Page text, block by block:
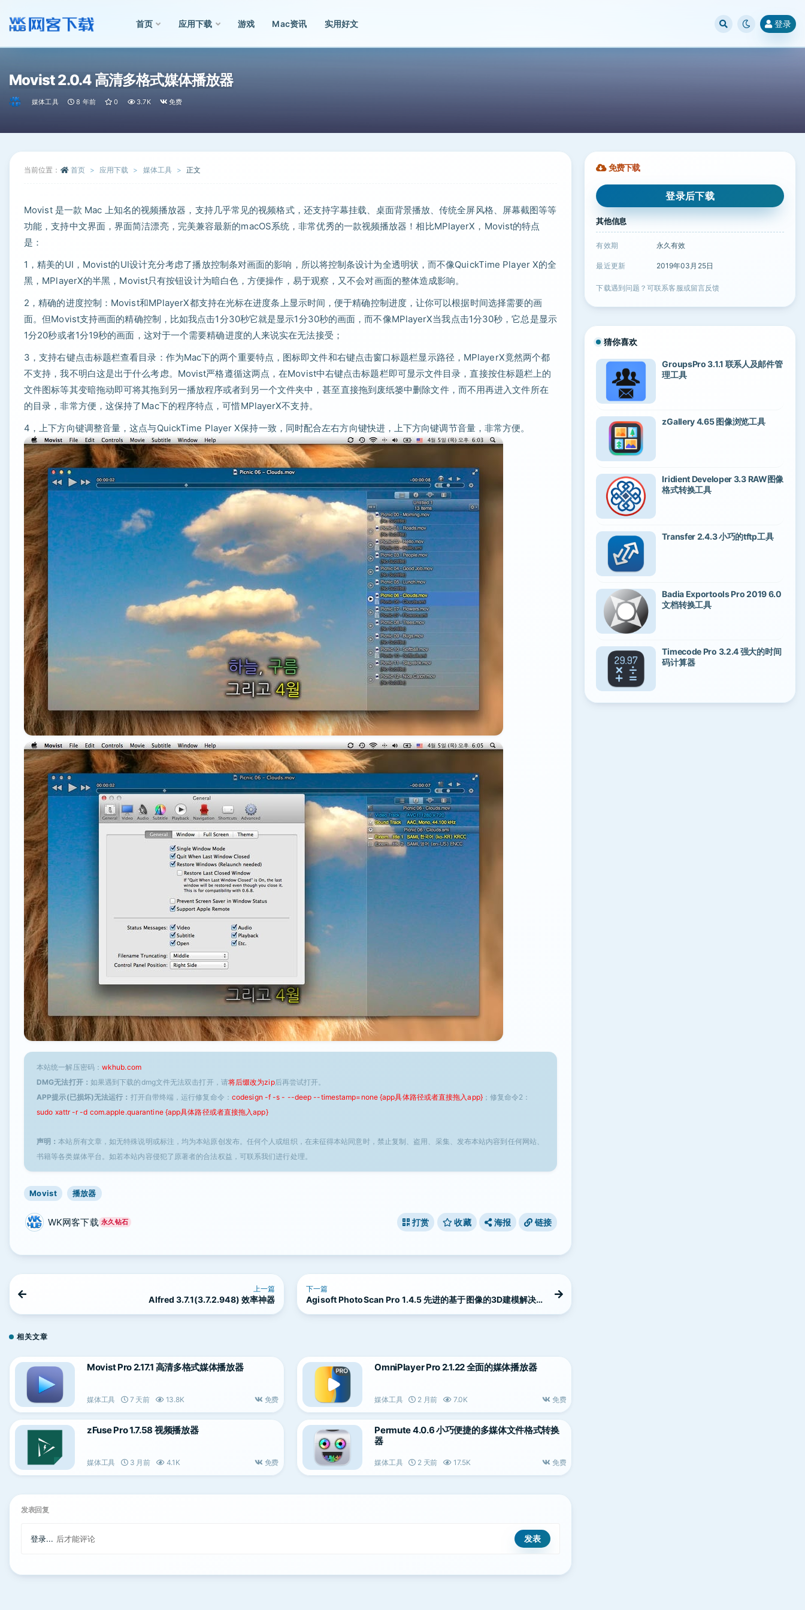
首页 应用下载 游戏 Mac资讯 实用好文 登录
Movist 2.0.4 高清多格式媒体播放器
媒体工具 8 年前 0 3.7K 免费
当前位置： 首页 应用下载 媒体工具 正文
Movist 是一款 Mac 上知名的视频播放器，支持几乎常见的视频格式，还支持字幕挂载、桌面背景播放、传统全屏风格、屏幕截图等等
功能，支持中文界面，界面简洁漂亮，完美兼容最新的macOS系统，非常优秀的一款视频播放器！相比MPlayerX，Movist的特点
是：
1，精美的UI，Movist的UI设计充分考虑了播放控制条对画面的影响，所以将控制条设计为全透明状，而不像QuickTime Player X的全
黑，MPlayerX的半黑，Movist只有按钮设计为暗白色，方便操作，易于观察，又不会对画面的整体造成影响。
2，精确的进度控制：Movist和MPlayerX都支持在光标在进度条上显示时间，便于精确控制进度，让你可以根据时间选择需要的画
面。但Movist支持画面的精确控制，比如我点击1分30秒它就是显示1分30秒的画面，而不像MPlayerX当我点击1分30秒，它总是显示
1分20秒或者1分19秒的画面，这对于一个需要精确进度的人来说实在无法接受；
3，支持右键点击标题栏查看目录：作为Mac下的两个重要特点，图标即文件和右键点击窗口标题栏显示路径，MPlayerX竟然两个都
不支持，我不明白这是出于什么考虑。Movist严格遵循这两点，在Movist中右键点击标题栏即可显示文件目录，直接按住标题栏上的
文件图标等其变暗拖动即可将其拖到另一播放程序或者到另一个文件夹中，甚至直接拖到废纸篓中删除文件，而不用再进入文件所在
的目录，非常方便，这保持了Mac下的程序特点，可惜MPlayerX不支持。
4，上下方向键调整音量，这点与QuickTime Player X保持一致，同时配合左右方向键快进，上下方向键调节音量，非常方便。
本站统一解压密码： wkhub.com
DMG无法打开： 如果遇到下载的dmg文件无法双击打开，请将后缀改为zip后再尝试打开。
APP提示(已损坏)无法运行： 打开自带终端，运行修复命令： codesign -f -s - --deep --timestamp=none {app具体路径或者直接拖入app}；修复命令2：
sudo xattr -r -d com.apple.quarantine {app具体路径或者直接拖入app}
声明：本站所有文章，如无特殊说明或标注，均为本站原创发布。任何个人或组织，在未征得本站同意时，禁止复制、盗用、采集、发布本站内容到任何网站、
书籍等各类媒体平台。如若本站内容侵犯了原著者的合法权益，可联系我们进行处理。
Movist 播放器
WK网客下载 永久钻石 打赏 收藏 海报 链接
上一篇
Alfred 3.7.1(3.7.2.948) 效率神器
下一篇
Agisoft PhotoScan Pro 1.4.5 先进的基于图像的3D建模解决方
相关文章
Movist Pro 2.17.1 高清多格式媒体播放器
媒体工具 7 天前 13.8K 免费
OmniPlayer Pro 2.1.22 全面的媒体播放器
媒体工具 2 月前 7.0K 免费
zFuse Pro 1.7.58 视频播放器
媒体工具 3 月前 4.1K 免费
Permute 4.0.6 小巧便捷的多媒体文件格式转换
器
媒体工具 2 天前 17.5K 免费
发表回复
登录... 后才能评论
免费下载
登录后下载
其他信息
有效期 永久有效
最近更新 2019年03月25日
下载遇到问题？可联系客服或留言反馈
猜你喜欢
GroupsPro 3.1.1 联系人及邮件管
理工具
zGallery 4.65 图像浏览工具
Iridient Developer 3.3 RAW图像
格式转换工具
Transfer 2.4.3 小巧的tftp工具
Badia Exportools Pro 2019 6.0
文档转换工具
Timecode Pro 3.2.4 强大的时间
码计算器